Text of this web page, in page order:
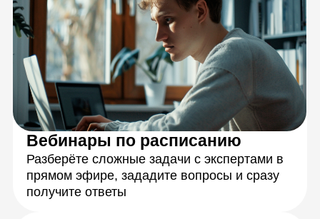
Персональная обратная связь
на ваши задания
Подробная обратная связь от кураторов-
экспертов в течение 24 часов с момента
отправки работы
Живое общение